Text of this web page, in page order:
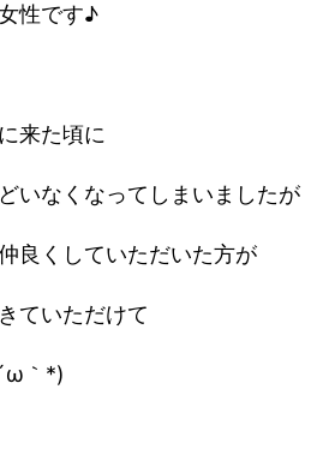
性です♪
来た頃に
いなくなってしまいましたが
良くしていただいた方が
ていただけて
｀*)